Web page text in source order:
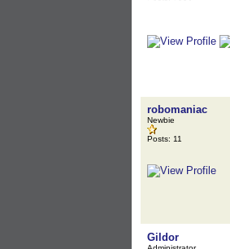
robomaniac
Newbie
Posts: 11
Gildor